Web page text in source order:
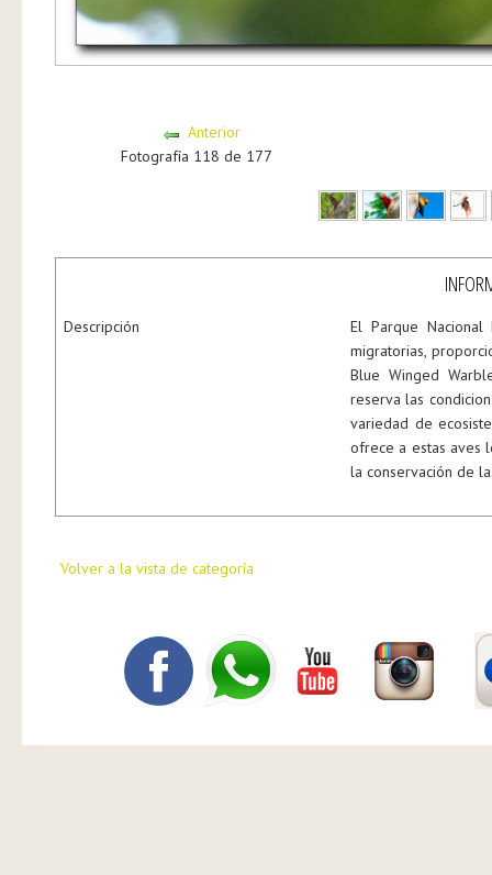
Anterior
Fotografía 118 de 177
Descripción
El Parque
migratorias,
Blue Winged
reserva las
variedad de
ofrece a estas aves
la conservación de
Volver a la vista de categoría